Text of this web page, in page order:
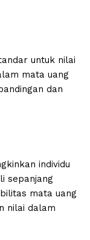
untuk nilai
mata uang
dan
individu
sepanjang
mata uang
nilai dalam